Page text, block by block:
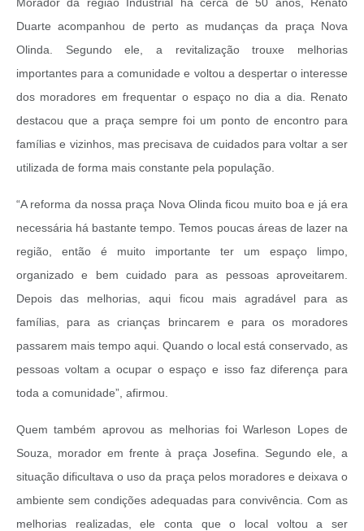
Duarte acompanhou de perto as mudanças da praça Nova
Olinda. Segundo ele, a revitalização trouxe melhorias
importantes para a comunidade e voltou a despertar o interesse
dos moradores em frequentar o espaço no dia a dia. Renato
destacou que a praça sempre foi um ponto de encontro para
famílias e vizinhos, mas precisava de cuidados para voltar a ser
utilizada de forma mais constante pela população.
“A reforma da nossa praça Nova Olinda ficou muito boa e já era
necessária há bastante tempo. Temos poucas áreas de lazer na
região, então é muito importante ter um espaço limpo,
organizado e bem cuidado para as pessoas aproveitarem.
Depois das melhorias, aqui ficou mais agradável para as
famílias, para as crianças brincarem e para os moradores
passarem mais tempo aqui. Quando o local está conservado, as
pessoas voltam a ocupar o espaço e isso faz diferença para
toda a comunidade”, afirmou.
Quem também aprovou as melhorias foi Warleson Lopes de
Souza, morador em frente à praça Josefina. Segundo ele, a
situação dificultava o uso da praça pelos moradores e deixava o
ambiente sem condições adequadas para convivência. Com as
melhorias realizadas, ele conta que o local voltou a ser